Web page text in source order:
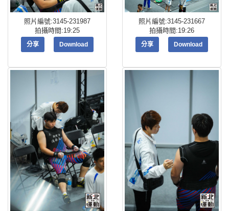
照片編號:3145-231987
拍攝時間:19:25
分享 Download
照片編號:3145-231667
拍攝時間:19:26
分享 Download